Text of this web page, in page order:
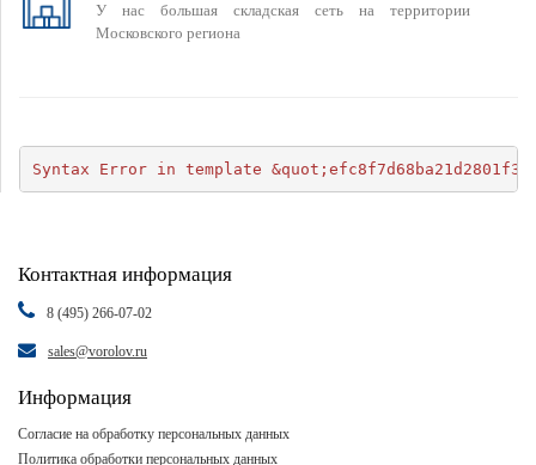
У нас большая складская сеть на территории
Московского региона
Syntax Error in template
Контактная информация
8 (495) 266-07-02
sales@vorolov.ru
Информация
Согласие на обработку персональных данных
Политика обработки персональных данных